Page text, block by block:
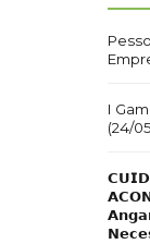
I
(24/